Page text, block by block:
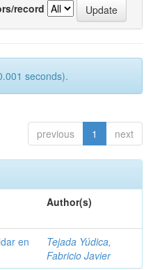
record
seconds).
previous 1 next
Author(s)
en
Tejada Yúdica,
Fabricio Javier